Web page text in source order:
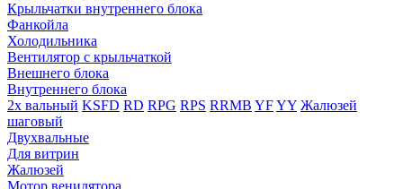
Крыльчатки внутреннего блока
Фанкойла
Холодильника
Вентилятор с крыльчаткой
Внешнего блока
Внутреннего блока
2х вальный KSFD RD RPG RPS RRMB YFYY Жалюзей
шаговый
Двухвальные
Для витрин
Жалюзей
Мотор венилятора